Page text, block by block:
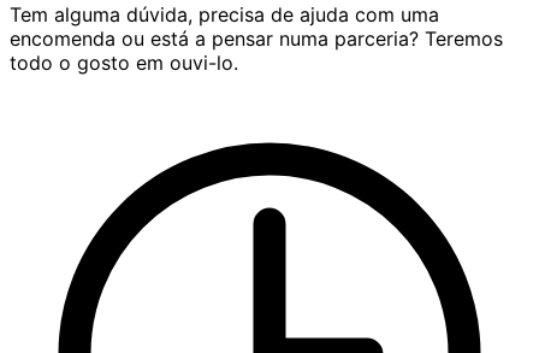
Tem alguma dúvida, precisa de ajuda com uma
encomenda ou está a pensar numa parceria? Teremos
todo o gosto em ouvi-lo.